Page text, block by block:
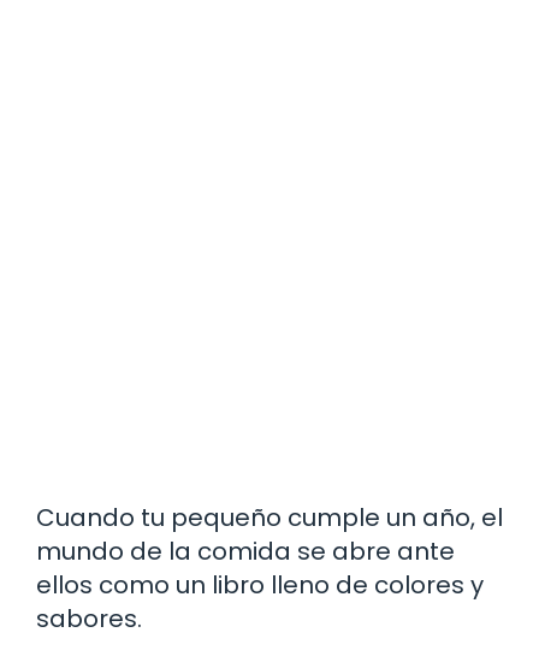
Cuando tu pequeño cumple un año, el
mundo de la comida se abre ante
ellos como un libro lleno de colores y
sabores.